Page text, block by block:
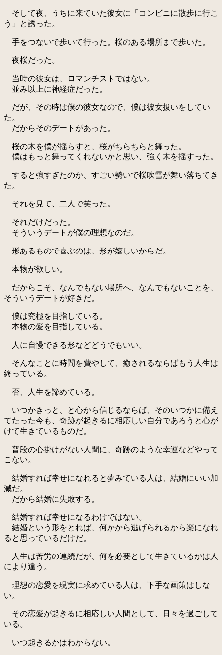
そして夜、うちに来ていた彼女に「コンビニに散歩に行こ
う」と誘った。
手をつないで歩いて行った。桜のある場所まで歩いた。
夜桜だった。
当時の彼女は、ロマンチストではない。
並み以上に神経症だった。
だが、その時は僕の彼女なので、僕は彼女扱いをしてい
た。
だからそのデートがあった。
桜の木を僕が揺らすと、桜がちらちらと舞った。
僕はもっと舞ってくれないかと思い、強く木を揺すった。
すると強すぎたのか、すごい勢いで桜吹雪が舞い落ちてき
た。
それを見て、二人で笑った。
それだけだった。
そういうデートが僕の理想なのだ。
形あるもので喜ぶのは、形が嬉しいからだ。
本物が欲しい。
だからこそ、なんでもない場所へ、なんでもないことを、
そういうデートが好きだ。
僕は究極を目指している。
本物の愛を目指している。
人に自慢できる形などどうでもいい。
そんなことに時間を費やして、癒されるならばもう人生は
終っている。
否、人生を諦めている。
いつかきっと、と心から信じるならば、そのいつかに備え
てたった今も、奇跡が起きるに相応しい自分であろうと心が
けて生きているものだ。
普段の心掛けがない人間に、奇跡のような幸運などやって
こない。
結婚すれば幸せになれると夢みている人は、結婚にいい加
減だ。
だから結婚に失敗する。
結婚すれば幸せになるわけではない。
結婚という形をとれば、何かから逃げられるから楽になれ
ると思っているだけだ。
人生は苦労の連続だが、何を必要として生きているかは人
により違う。
理想の恋愛を現実に求めている人は、下手な画策はしな
い。
その恋愛が起きるに相応しい人間として、日々を過ごして
いる。
いつ起きるかはわからない。